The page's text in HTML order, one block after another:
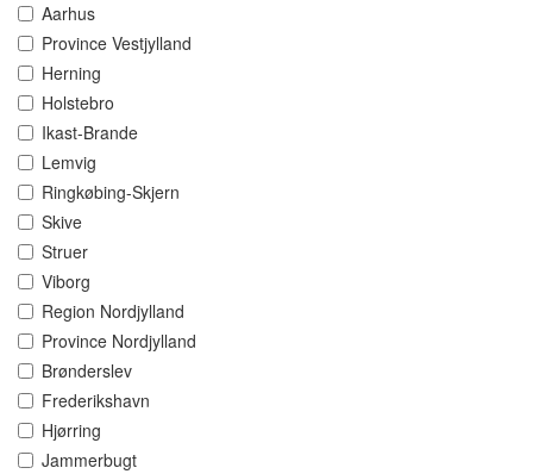
Aarhus
Province Vestjylland
Herning
Holstebro
Ikast-Brande
Lemvig
Ringkøbing-Skjern
Skive
Struer
Viborg
Region Nordjylland
Province Nordjylland
Brønderslev
Frederikshavn
Hjørring
Jammerbugt